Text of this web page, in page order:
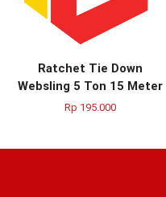
Ratchet Tie Down
Websling 5 Ton 15 Meter
Rp 195.000